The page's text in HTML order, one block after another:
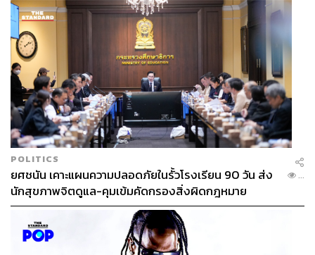
TAGS: การลงทุน Cryptocurrency สกุลเงินดิจิทัล
2.0K
ABOUT THE AUTHOR
THE STANDARD WEALTH
สำนักข่าวเศรษฐกิจ ธุรกิจ และการลงทุน โดย
ทีมข่าว THE STANDARD
POLITICS
ยศชนัน เคาะแผนความปลอดภัยในรั้วโรงเรียน 90 วัน ส่ง
นักสุขภาพจิตดูแล-คุมเข้มคัดกรองสิ่งผิดกฎหมาย
...